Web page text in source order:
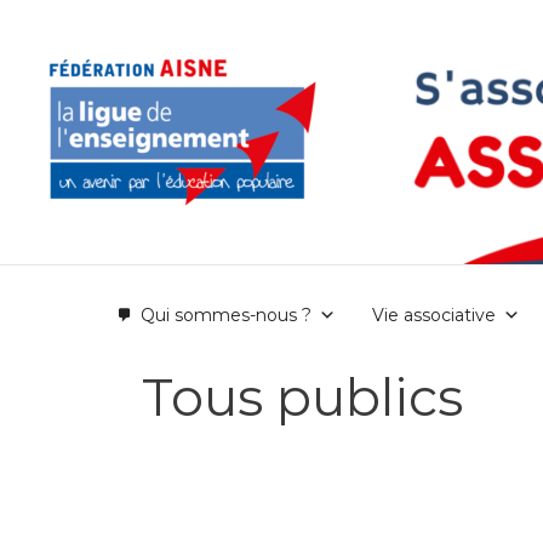
contenu
Qui sommes-nous ? Vie associative
Tous publics